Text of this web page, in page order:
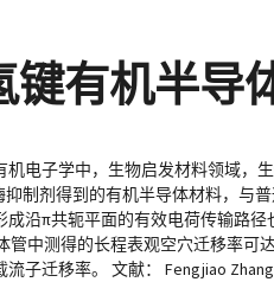
有机半导
电子学中，生物启发材料领域，
制剂得到的有机半导体材料，与
沿π共轭平面的有效电荷传输路
中测得的长程表观空穴迁移率可达
迁移率。 文献： Fengjiao